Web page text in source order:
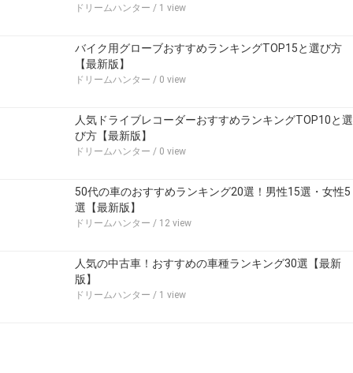
ドリームハンター / 1 view
バイク用グローブおすすめランキングTOP15と選び方
【最新版】
ドリームハンター / 0 view
人気ドライブレコーダーおすすめランキングTOP10と選
び方【最新版】
ドリームハンター / 0 view
50代の車のおすすめランキング20選！男性15選・女性5
選【最新版】
ドリームハンター / 12 view
人気の中古車！おすすめの車種ランキング30選【最新
版】
ドリームハンター / 1 view